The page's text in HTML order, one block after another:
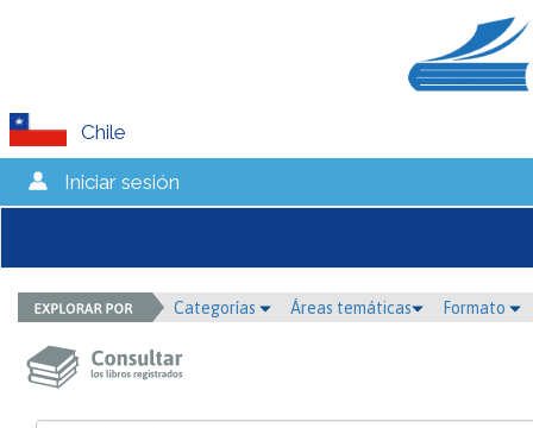
Chile
Iniciar sesión
Categorías Áreas temáticas Formato